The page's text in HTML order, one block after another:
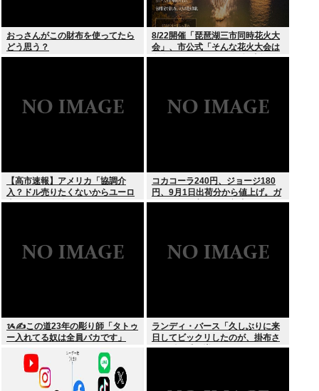
おっさんがこの財布を使ってたら
どう思う？
8/22開催「琵琶湖三市同時花火大
会」、市公式「そんな花火大会は
存在しない」→ SNS阿鼻叫喚
【高市速報】アメリカ「協調介
入？ドル売りたくないからユーロ
売るわ」EU激怒www
コカコーラ240円、ジョージ180
円、9月1日出荷分から値上げ。ガ
ソリンより高いとか意味不明すぎ
ᝰ✍この道23年の彫り師「タトゥ
ー入れてる奴は全員バカです」
ランディ・バース「久しぶりに来
日してビックリしたのが、掛布さ
んの髪の毛が増えていた。岡田さ